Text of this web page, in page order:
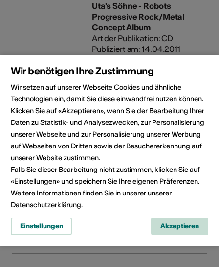
Uta's Söhne - Robots
Progressive Rock/Metal
Concept Album
Art der Publikation: CD
Publiziert am: 14.04.2011
Dokumente CV
Kulturbereich
Musik
Booking Kontakt
Sandro Jordan
Bachstrasse 5
3900 Brig
E-Mail
Wir benötigen Ihre Zustimmung
Wir setzen auf unserer Webseite Cookies und ähnliche
Technologien ein, damit Sie diese einwandfrei nutzen können.
Klicken Sie auf «Akzeptieren», wenn Sie der Bearbeitung Ihrer
Daten zu Statistik- und Analysezwecken, zur Personalisierung
unserer Webseite und zur Personalisierung unserer Werbung
auf Webseiten von Dritten sowie der Besuchererkennung auf
unserer Website zustimmen.
Falls Sie dieser Bearbeitung nicht zustimmen, klicken Sie auf
«Einstellungen» und speichern Sie Ihre eigenen Präferenzen.
Weitere Informationen finden Sie in unserer unserer
Datenschutzerklärung.
Einstellungen Akzeptieren